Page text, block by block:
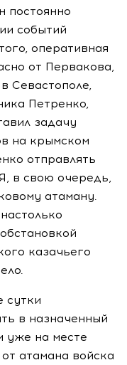
постоянно
событий
оперативная
от Первакова,
Севастополе,
Петренко,
задачу
на крымском
отправлять
в свою очередь,
атаману.
казачьего
сутки
в назначенный
уже на месте
атамана войска